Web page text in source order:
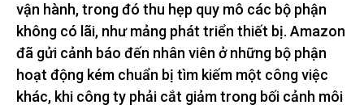
vận hành, trong đó thu hẹp quy mô các bộ phận
không có lãi, như mảng phát triển thiết bị. Amazon
đã gửi cảnh báo đến nhân viên ở những bộ phận
hoạt động kém chuẩn bị tìm kiếm một công việc
khác, khi công ty phải cắt giảm trong bối cảnh môi